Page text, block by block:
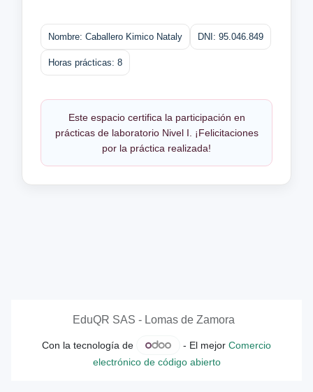
Nombre: Caballero Kimico Nataly DNI: 95.046.849
Horas prácticas: 8
Este espacio certifica la participación en
prácticas de laboratorio Nivel I. ¡Felicitaciones
por la práctica realizada!
EduQR SAS - Lomas de Zamora
Con la tecnología de - El mejorComercio
electrónico de código abierto